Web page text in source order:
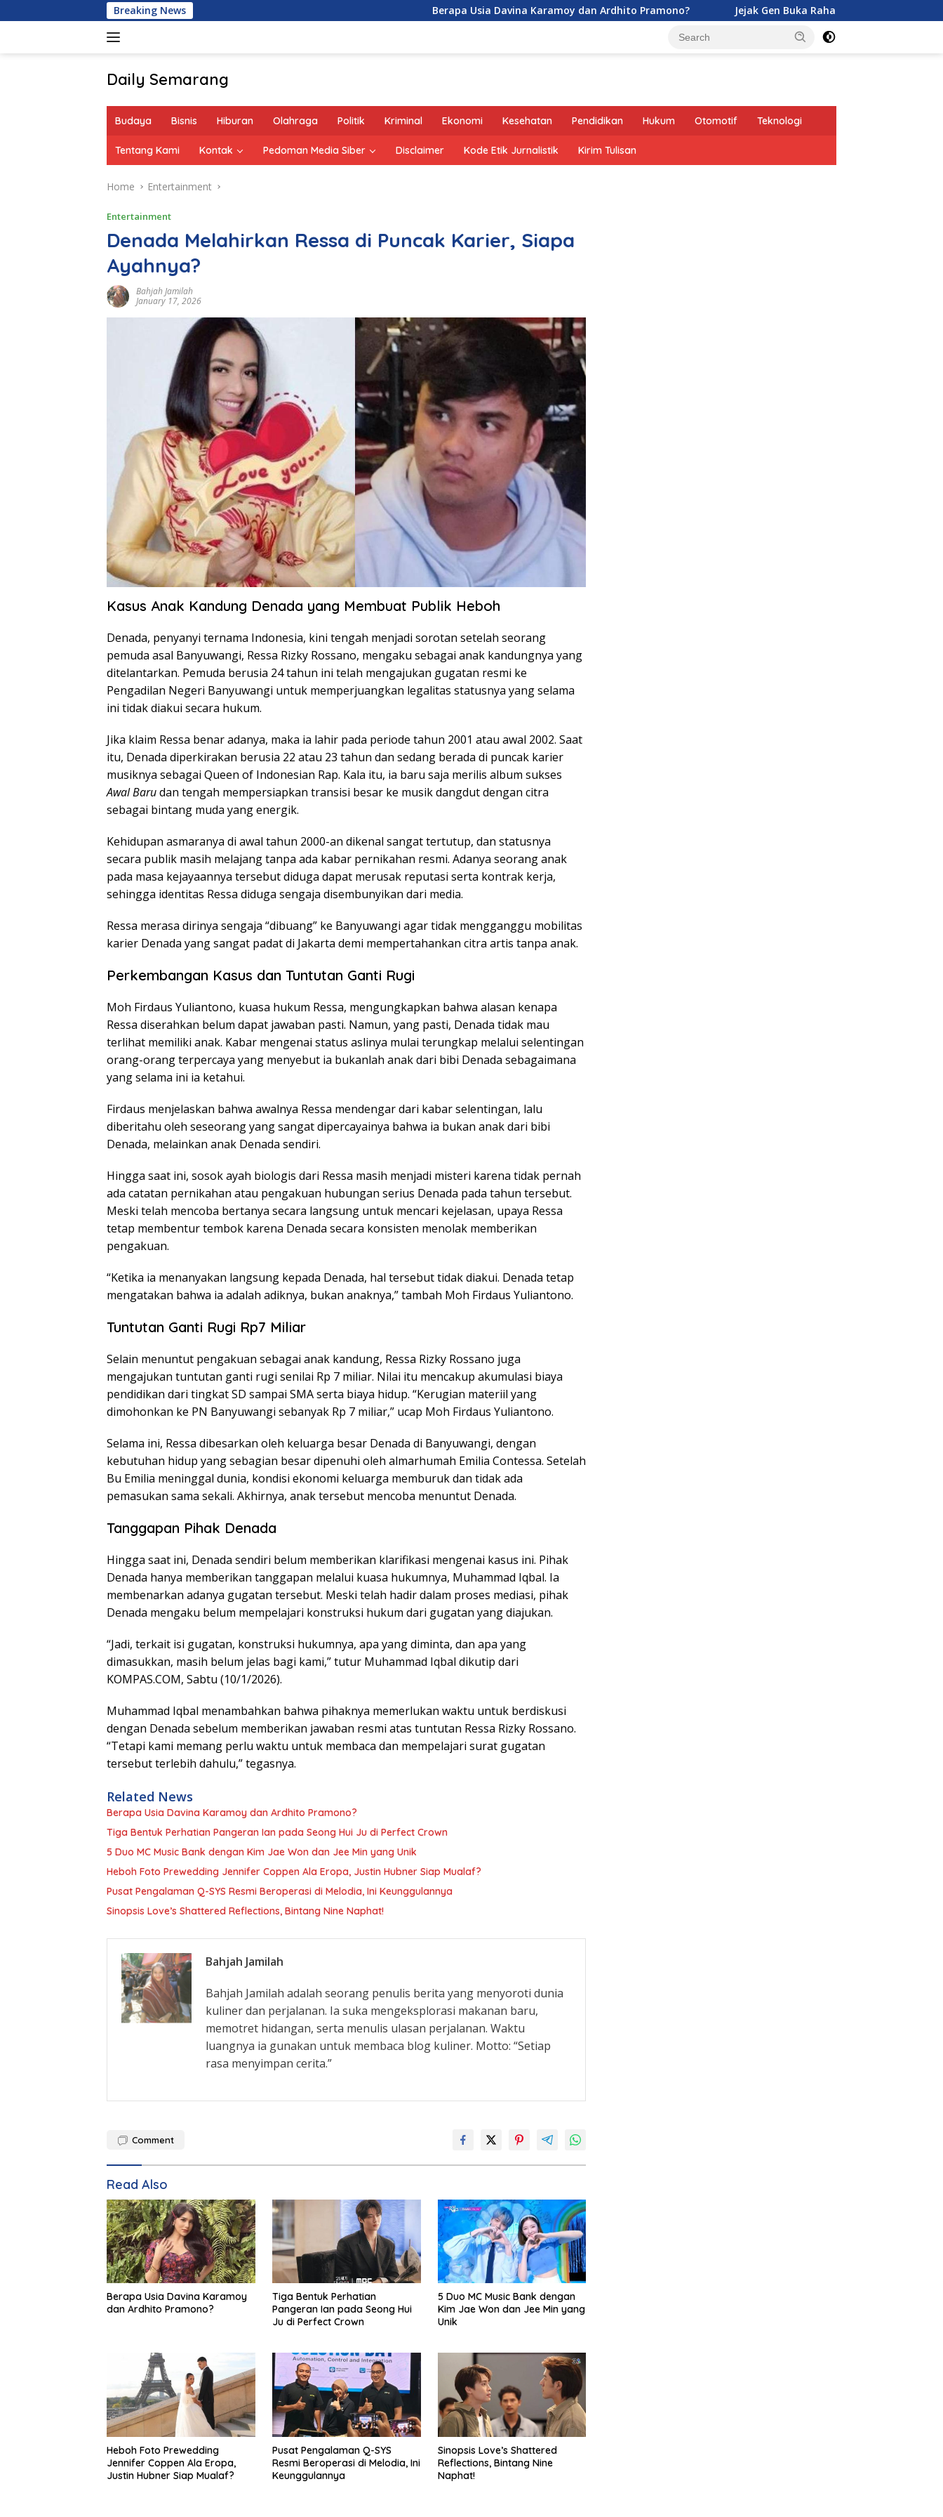
to
Breaking News Berapa Usia Davina Karamoy dan Ardhito Pramono? Jejak Gen Buka Rahasia Kucing di Eropa oleh Tentara
Daily Semarang
Hari
Informasi
Anda"
Budaya Bisnis Hiburan Olahraga Politik Kriminal Ekonomi Kesehatan Pendidikan Hukum Otomotif Teknologi
Tentang Kami Kontak Pedoman Media Siber Disclaimer Kode Etik Jurnalistik Kirim Tulisan
Home Entertainment
Entertainment
Denada Melahirkan Ressa di Puncak Karier, Siapa
Ayahnya?
Bahjah Jamilah
January 17, 2026
Kasus Anak Kandung Denada yang Membuat Publik Heboh
Denada, penyanyi ternama Indonesia, kini tengah menjadi sorotan setelah seorang
pemuda asal Banyuwangi, Ressa Rizky Rossano, mengaku sebagai anak kandungnya yang
ditelantarkan. Pemuda berusia 24 tahun ini telah mengajukan gugatan resmi ke
Pengadilan Negeri Banyuwangi untuk memperjuangkan legalitas statusnya yang selama
ini tidak diakui secara hukum.
Jika klaim Ressa benar adanya, maka ia lahir pada periode tahun 2001 atau awal 2002. Saat
itu, Denada diperkirakan berusia 22 atau 23 tahun dan sedang berada di puncak karier
musiknya sebagai Queen of Indonesian Rap. Kala itu, ia baru saja merilis album sukses
Awal Barudan tengah mempersiapkan transisi besar ke musik dangdut dengan citra
sebagai bintang muda yang energik.
Kehidupan asmaranya di awal tahun 2000-an dikenal sangat tertutup, dan statusnya
secara publik masih melajang tanpa ada kabar pernikahan resmi. Adanya seorang anak
pada masa kejayaannya tersebut diduga dapat merusak reputasi serta kontrak kerja,
sehingga identitas Ressa diduga sengaja disembunyikan dari media.
Ressa merasa dirinya sengaja “dibuang” ke Banyuwangi agar tidak mengganggu mobilitas
karier Denada yang sangat padat di Jakarta demi mempertahankan citra artis tanpa anak.
Perkembangan Kasus dan Tuntutan Ganti Rugi
Moh Firdaus Yuliantono, kuasa hukum Ressa, mengungkapkan bahwa alasan kenapa
Ressa diserahkan belum dapat jawaban pasti. Namun, yang pasti, Denada tidak mau
terlihat memiliki anak. Kabar mengenai status aslinya mulai terungkap melalui selentingan
orang-orang terpercaya yang menyebut ia bukanlah anak dari bibi Denada sebagaimana
yang selama ini ia ketahui.
Firdaus menjelaskan bahwa awalnya Ressa mendengar dari kabar selentingan, lalu
diberitahu oleh seseorang yang sangat dipercayainya bahwa ia bukan anak dari bibi
Denada, melainkan anak Denada sendiri.
Hingga saat ini, sosok ayah biologis dari Ressa masih menjadi misteri karena tidak pernah
ada catatan pernikahan atau pengakuan hubungan serius Denada pada tahun tersebut.
Meski telah mencoba bertanya secara langsung untuk mencari kejelasan, upaya Ressa
tetap membentur tembok karena Denada secara konsisten menolak memberikan
pengakuan.
“Ketika ia menanyakan langsung kepada Denada, hal tersebut tidak diakui. Denada tetap
mengatakan bahwa ia adalah adiknya, bukan anaknya,” tambah Moh Firdaus Yuliantono.
Tuntutan Ganti Rugi Rp7 Miliar
Selain menuntut pengakuan sebagai anak kandung, Ressa Rizky Rossano juga
mengajukan tuntutan ganti rugi senilai Rp 7 miliar. Nilai itu mencakup akumulasi biaya
pendidikan dari tingkat SD sampai SMA serta biaya hidup. “Kerugian materiil yang
dimohonkan ke PN Banyuwangi sebanyak Rp 7 miliar,” ucap Moh Firdaus Yuliantono.
Selama ini, Ressa dibesarkan oleh keluarga besar Denada di Banyuwangi, dengan
kebutuhan hidup yang sebagian besar dipenuhi oleh almarhumah Emilia Contessa. Setelah
Bu Emilia meninggal dunia, kondisi ekonomi keluarga memburuk dan tidak ada
pemasukan sama sekali. Akhirnya, anak tersebut mencoba menuntut Denada.
Tanggapan Pihak Denada
Hingga saat ini, Denada sendiri belum memberikan klarifikasi mengenai kasus ini. Pihak
Denada hanya memberikan tanggapan melalui kuasa hukumnya, Muhammad Iqbal. Ia
membenarkan adanya gugatan tersebut. Meski telah hadir dalam proses mediasi, pihak
Denada mengaku belum mempelajari konstruksi hukum dari gugatan yang diajukan.
“Jadi, terkait isi gugatan, konstruksi hukumnya, apa yang diminta, dan apa yang
dimasukkan, masih belum jelas bagi kami,” tutur Muhammad Iqbal dikutip dari
KOMPAS.COM, Sabtu (10/1/2026).
Muhammad Iqbal menambahkan bahwa pihaknya memerlukan waktu untuk berdiskusi
dengan Denada sebelum memberikan jawaban resmi atas tuntutan Ressa Rizky Rossano.
“Tetapi kami memang perlu waktu untuk membaca dan mempelajari surat gugatan
tersebut terlebih dahulu,” tegasnya.
Related News
Berapa Usia Davina Karamoy dan Ardhito Pramono?
Tiga Bentuk Perhatian Pangeran Ian pada Seong Hui Ju di Perfect Crown
5 Duo MC Music Bank dengan Kim Jae Won dan Jee Min yang Unik
Heboh Foto Prewedding Jennifer Coppen Ala Eropa, Justin Hubner Siap Mualaf?
Pusat Pengalaman Q-SYS Resmi Beroperasi di Melodia, Ini Keunggulannya
Sinopsis Love’s Shattered Reflections, Bintang Nine Naphat!
Bahjah Jamilah
Bahjah Jamilah adalah seorang penulis berita yang menyoroti dunia
kuliner dan perjalanan. Ia suka mengeksplorasi makanan baru,
memotret hidangan, serta menulis ulasan perjalanan. Waktu
luangnya ia gunakan untuk membaca blog kuliner. Motto: “Setiap
rasa menyimpan cerita.”
Comment
Read Also
Berapa Usia Davina Karamoy
dan Ardhito Pramono?
Tiga Bentuk Perhatian
Pangeran Ian pada Seong Hui
Ju di Perfect Crown
5 Duo MC Music Bank dengan
Kim Jae Won dan Jee Min yang
Unik
Heboh Foto Prewedding
Jennifer Coppen Ala Eropa,
Justin Hubner Siap Mualaf?
Pusat Pengalaman Q-SYS
Resmi Beroperasi di Melodia, Ini
Keunggulannya
Sinopsis Love’s Shattered
Reflections, Bintang Nine
Naphat!